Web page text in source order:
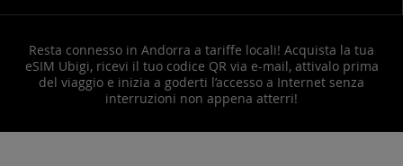
Resta connesso in Andorra a tariffe locali! Acquista la tua
eSIM Ubigi, ricevi il tuo codice QR via e-mail, attivalo prima
del viaggio e inizia a goderti l’accesso a Internet senza
interruzioni non appena atterri!